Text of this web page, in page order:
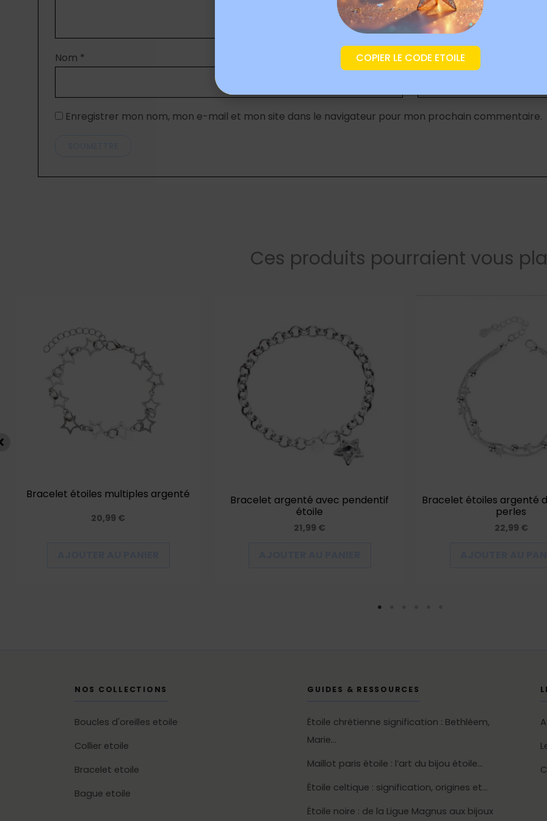
Nom * E-mail*
Enregistrer mon nom, mon e-mail et mon site dans le navigateur pour mon prochain commentaire.
Ces produits pourraient vous
Bracelet étoiles multiples argenté
20,99 €
Bracelet argenté avec pendentif
étoile
21,99 €
Bracelet étoiles argenté
perles
22,99 €
NOS COLLECTIONS
Boucles d'oreilles etoile
Collier etoile
Bracelet etoile
Bague etoile
GUIDES & RESSOURCES
Étoile chrétienne signification : Bethléem,
Marie…
Maillot paris étoile : l’art du bijou étoile…
Étoile celtique : signification, origines et…
Étoile noire : de la Ligue Magnus aux bijoux
COPIER LE CODE ETOILE